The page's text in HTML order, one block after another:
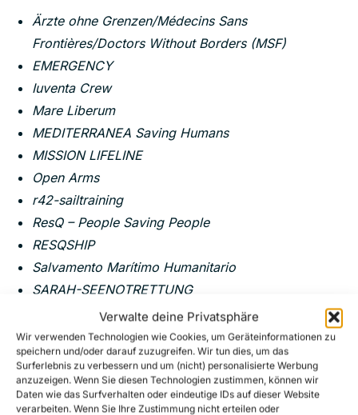
Verwalte deine Privatsphäre
Wir verwenden Technologien wie Cookies, um Geräteinformationen zu
speichern und/oder darauf zuzugreifen. Wir tun dies, um das
Surferlebnis zu verbessern und um (nicht) personalisierte Werbung
anzuzeigen. Wenn Sie diesen Technologien zustimmen, können wir
Daten wie das Surfverhalten oder eindeutige IDs auf dieser Website
verarbeiten. Wenn Sie Ihre Zustimmung nicht erteilen oder
Ärzte ohne Grenzen/Médecins Sans
Frontières/Doctors Without Borders (MSF)
EMERGENCY
Iuventa Crew
Mare Liberum
MEDITERRANEA Saving Humans
MISSION LIFELINE
Open Arms
r42-sailtraining
ResQ – People Saving People
RESQSHIP
Salvamento Marítimo Humanitario
SARAH-SEENOTRETTUNG
Sea-Eye
Sea-Watch
SOS Humanity
United4Rescue